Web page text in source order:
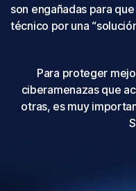
son engañadas para
técnico por una
Para proteger
ciberamenazas que
otras, es muy